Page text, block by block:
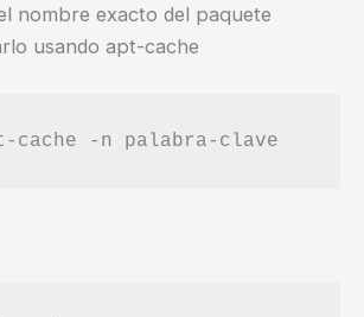
nombre exacto del paquete
usando apt-cache